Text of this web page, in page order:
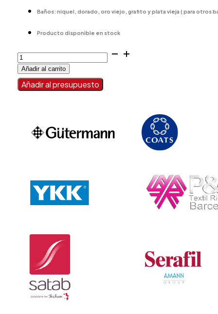
Baños: niquel, dorado, oro viejo, grafito y plata vieja ( para otros
Producto disponible en stock
ANILLA
7559
cantidad
Añadir al carrito
Añadir al presupuesto